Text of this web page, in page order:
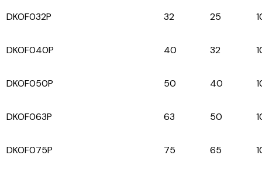
DKOF032P 32 25
DKOF040P 40 32
DKOF050P 50 40
DKOF063P 63 50
DKOF075P 75 65